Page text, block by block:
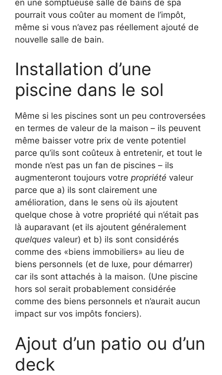
en une somptueuse salle de bains de spa
pourrait vous coûter au moment de l’impôt,
même si vous n’avez pas réellement ajouté de
nouvelle salle de bain.
Installation d’une
piscine dans le sol
Même si les piscines sont un peu controversées
en termes de valeur de la maison – ils peuvent
même baisser votre prix de vente potentiel
parce qu’ils sont coûteux à entretenir, et tout le
monde n’est pas un fan de piscines – ils
augmenteront toujours votre propriété valeur
parce que a) ils sont clairement une
amélioration, dans le sens où ils ajoutent
quelque chose à votre propriété qui n’était pas
là auparavant (et ils ajoutent généralement
quelques valeur) et b) ils sont considérés
comme des «biens immobiliers» au lieu de
biens personnels (et de luxe, pour démarrer)
car ils sont attachés à la maison. (Une piscine
hors sol serait probablement considérée
comme des biens personnels et n’aurait aucun
impact sur vos impôts fonciers).
Ajout d’un patio ou d’un
deck